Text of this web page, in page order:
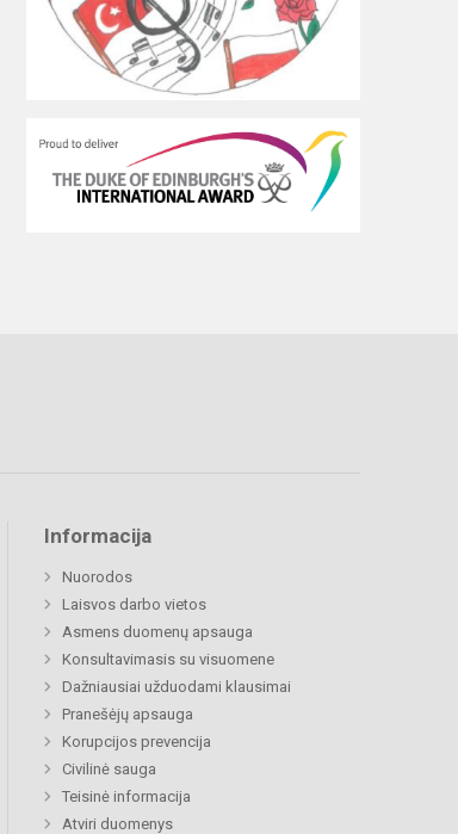
Informacija
Nuorodos
Laisvos darbo vietos
Asmens duomenų apsauga
Konsultavimasis su visuomene
Dažniausiai užduodami klausimai
Pranešėjų apsauga
Korupcijos prevencija
Civilinė sauga
Teisinė informacija
Atviri duomenys